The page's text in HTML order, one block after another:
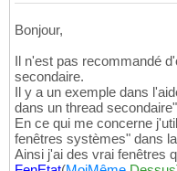
Bonjour,
Il n'est pas recommandé
secondaire.
Il y a un exemple dans
dans un thread
En ce qui me concerne
fenêtres systèmes" dans
Ainsi j'ai des vrai fenêtres